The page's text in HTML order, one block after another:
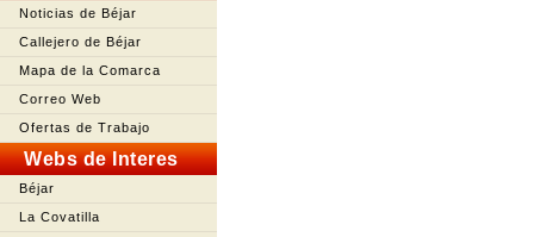
Noticias de Béjar
Callejero de Béjar
Mapa de la Comarca
Correo Web
Ofertas de Trabajo
Webs de Interes
Béjar
La Covatilla